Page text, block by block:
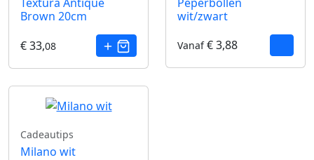
Brown 20cm
€ 33,08
wit/zwart
Vanaf€ 3,88
Cadeautips
Milano wit